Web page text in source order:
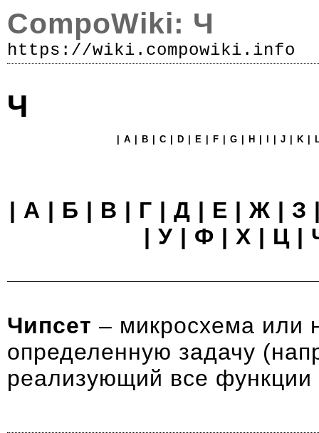
CompoWiki: Ч
https://wiki.compowiki.info
Ч
A B C D E F G H J K
| А | Б | В | Г | Д | Е | Ж | З
| У | Ф | Х | Ц|
Чипсет – микросхема или
определенную задачу
реализующий все функции